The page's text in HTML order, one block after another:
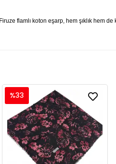
flamlı koton eşarp, hem şıklık hem
%33